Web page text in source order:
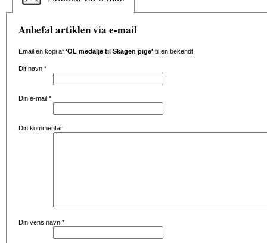
Anbefal artiklen via e-mail
Email en kopi af 'OL medalje til Skagen pige' til en bekendt
Dit navn *
Din e-mail *
Din kommentar
Din vens navn *